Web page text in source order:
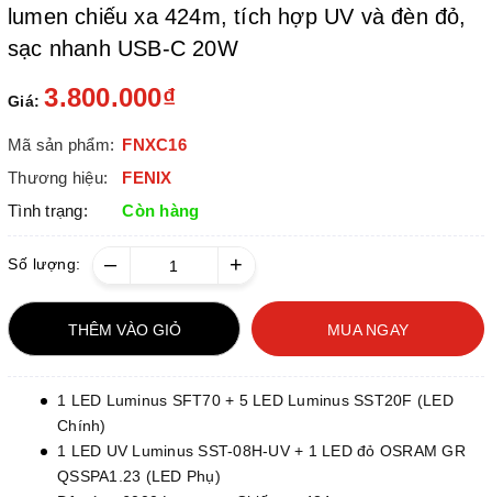
lumen chiếu xa 424m, tích hợp UV và đèn đỏ,
sạc nhanh USB-C 20W
Giá: 3.800.000₫
Mã sản phẩm: FNXC16
Thương hiệu:
FENIX
Tình trạng:
Còn hàng
Số lượng: – +
THÊM VÀO GIỎ MUA NGAY
1 LED Luminus SFT70 + 5 LED Luminus SST20F (LED
Chính)
1 LED UV Luminus SST-08H-UV + 1 LED đỏ OSRAM GR
QSSPA1.23 (LED Phụ)